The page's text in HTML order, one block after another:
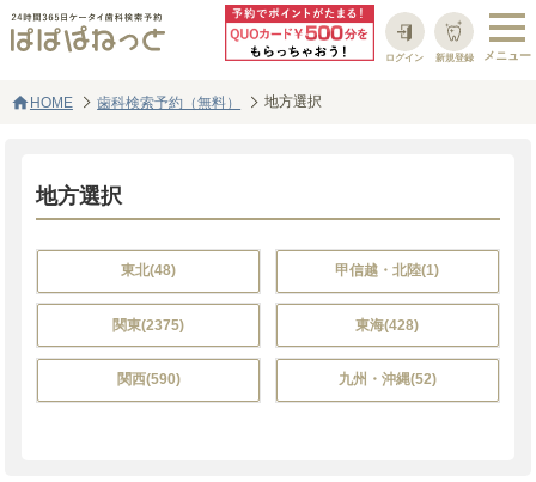
新規登録
ログイン
homeHOME 歯科検索予約（無料） 地方選択
地方選択
東北(48) 甲信越・北陸(1)
関東(2375) 東海(428)
関西(590) 九州・沖縄(52)